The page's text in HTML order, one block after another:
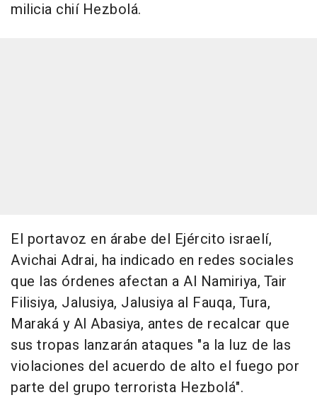
milicia chií Hezbolá.
El portavoz en árabe del Ejército israelí,
Avichai Adrai, ha indicado en redes sociales
que las órdenes afectan a Al Namiriya, Tair
Filisiya, Jalusiya, Jalusiya al Fauqa, Tura,
Maraká y Al Abasiya, antes de recalcar que
sus tropas lanzarán ataques "a la luz de las
violaciones del acuerdo de alto el fuego por
parte del grupo terrorista Hezbolá".